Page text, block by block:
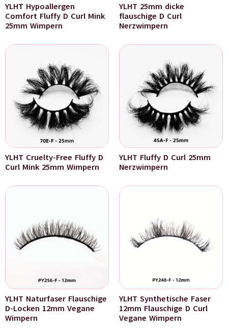
YLHT Hypoallergen
Comfort Fluffy D Curl Mink
25mm Wimpern
YLHT 25mm dicke
flauschige D Curl
Nerzwimpern
YLHT Cruelty-Free Fluffy D
Curl Mink 25mm Wimpern
YLHT Fluffy D Curl 25mm
Nerzwimpern
YLHT Naturfaser Flauschige
D-Locken 12mm Vegane
Wimpern
YLHT Synthetische Faser
12mm Flauschige D Curl
Vegane Wimpern